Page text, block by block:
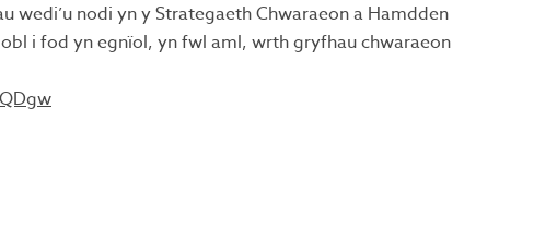
wedi’u nodi yn y Strategaeth Chwaraeon a Hamdden
i fod yn egnïol, yn fwl aml, wrth gryfhau chwaraeon